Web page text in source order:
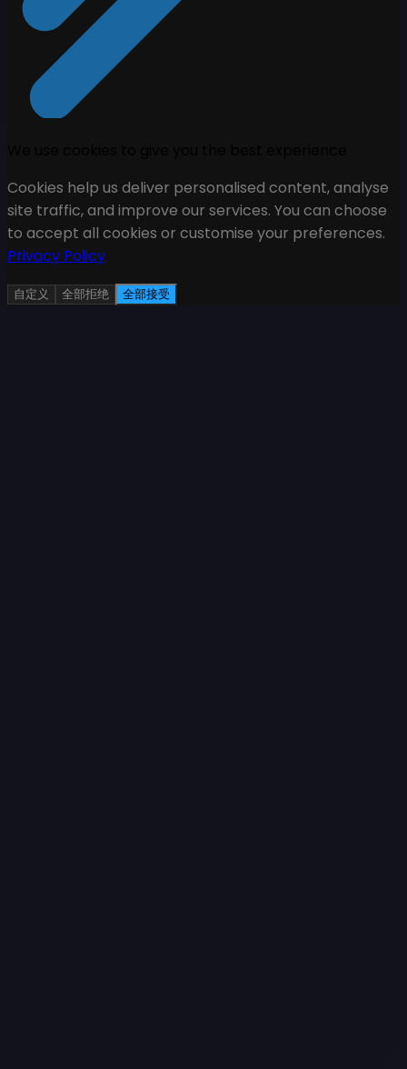
Cookies help us deliver personalised content, analyse
site traffic, and improve our services. You can choose
to accept all cookies or customise your preferences.
Privacy Policy
自定义 全部拒绝 全部接受